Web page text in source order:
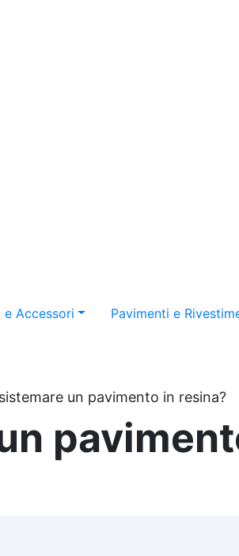
e Accessori Pavimenti e
un pavimento in resina?